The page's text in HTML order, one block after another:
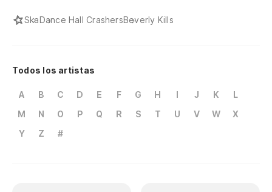
SkaDance Hall CrashersBeverly Kills
Todos los artistas
A B C D E F G H I J K
L
M
N O P Q R S T U V W
X
Y
Z #